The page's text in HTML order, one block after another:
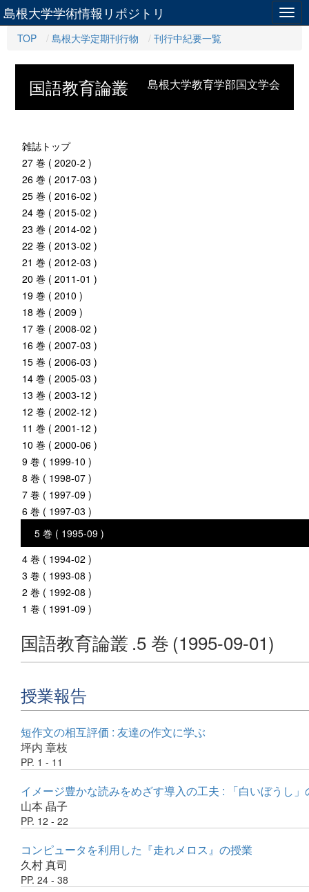
島根大学学術情報リポジトリ
TOP 島根大学定期刊行物 刊行中紀要一覧
島根大学教育学部国文学会
国語教育論叢
雑誌トップ
27 巻 ( 2020-2 )
26 巻 ( 2017-03 )
25 巻 ( 2016-02 )
24 巻 ( 2015-02 )
23 巻 ( 2014-02 )
22 巻 ( 2013-02 )
21 巻 ( 2012-03 )
20 巻 ( 2011-01 )
19 巻 ( 2010 )
18 巻 ( 2009 )
17 巻 ( 2008-02 )
16 巻 ( 2007-03 )
15 巻 ( 2006-03 )
14 巻 ( 2005-03 )
13 巻 ( 2003-12 )
12 巻 ( 2002-12 )
11 巻 ( 2001-12 )
10 巻 ( 2000-06 )
9 巻 ( 1999-10 )
8 巻 ( 1998-07 )
7 巻 ( 1997-09 )
6 巻 ( 1997-03 )
5 巻 ( 1995-09 )
4 巻 ( 1994-02 )
3 巻 ( 1993-08 )
2 巻 ( 1992-08 )
1 巻 ( 1991-09 )
国語教育論叢 .5 巻 (1995-09-01)
授業報告
短作文の相互評価 : 友達の作文に学ぶ
坪内 章枝
PP. 1 - 11
イメージ豊かな読みをめざす導入の工夫 : 「白いぼうし
山本 晶子
PP. 12 - 22
コンピュータを利用した『走れメロス』の授業
久村 真司
PP. 24 - 38